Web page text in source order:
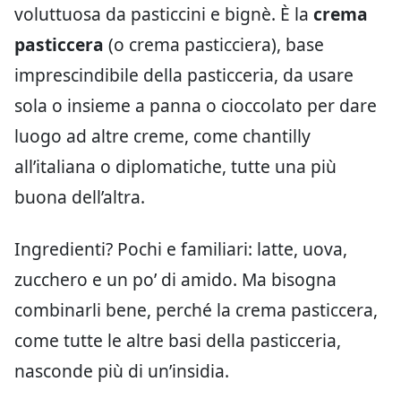
voluttuosa da pasticcini e bignè. È la crema
pasticcera (o crema pasticciera), base
imprescindibile della pasticceria, da usare
sola o insieme a panna o cioccolato per dare
luogo ad altre creme, come chantilly
all’italiana o diplomatiche, tutte una più
buona dell’altra.
Ingredienti? Pochi e familiari: latte, uova,
zucchero e un po’ di amido. Ma bisogna
combinarli bene, perché la crema pasticcera,
come tutte le altre basi della pasticceria,
nasconde più di un’insidia.